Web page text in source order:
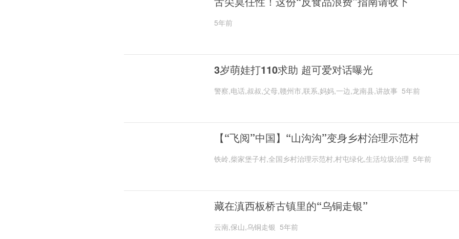
5年前
3岁萌娃打110求助 超可爱对话曝光
警察,电话,叔叔,父母,赣州市,联系,妈妈,一边,龙南县,讲故事 5年前
【“飞阅”中国】“山沟沟”变身乡村治理示范村
铁岭,柴家堡子村,全国乡村治理示范村,村屯绿化,生活垃圾治理 5年前
藏在滇西板桥古镇里的“乌铜走银”
云南,保山,乌铜走银 5年前